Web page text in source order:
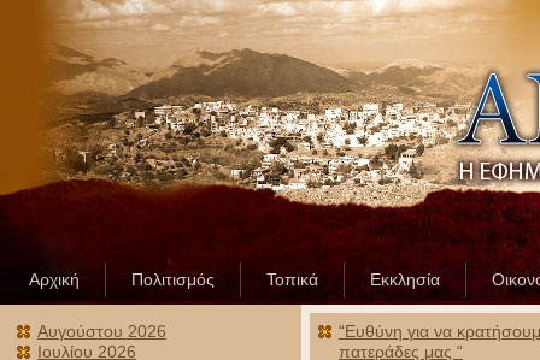
Αρχική Πολιτισμός Τοπικά Εκκλησία
Αυγούστου 2026
Ιουλίου 2026
“Ευθύνη για να
πατεράδες μας “